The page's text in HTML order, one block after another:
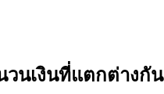
วนเงินที่แตกต่างกัน